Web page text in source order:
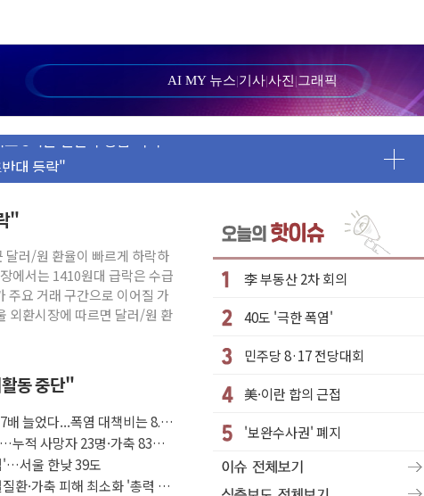
AI MY 뉴스|기사|사진 |그래픽
…"정책 신뢰 뒤집어"
직 대대적 개편 예고
5기분 엔진 구성품' 수주
대 등락"
본부장 불구속 기소
에 개미들 '패닉'
수주
자회사가 이끈 '더블 성장'
"처절한 역사를 말장난으로" 비판
립외교원장에 김흥규
비법·주택법 등 처리 협조하라"
금융데이터 분석 과정 개설
들려선 안돼"
"
달러/원 환율이 빠르게 하락하
에서는 1410원대 급락은 수급
주요 거래 구간으로 이어질 가
외환시장에 따르면 달러/원 환
동 중단"
배 늘었다...폭염 대책비는 8.6
누적 사망자 23명·가축 83만
'…서울 한낮 39도
환·가축 피해 최소화 '총력 대
李 부동산 2차 회의
40도 '극한 폭염'
민주당 8·17 전당대회
美·이란 합의 근접
'보완수사권' 폐지